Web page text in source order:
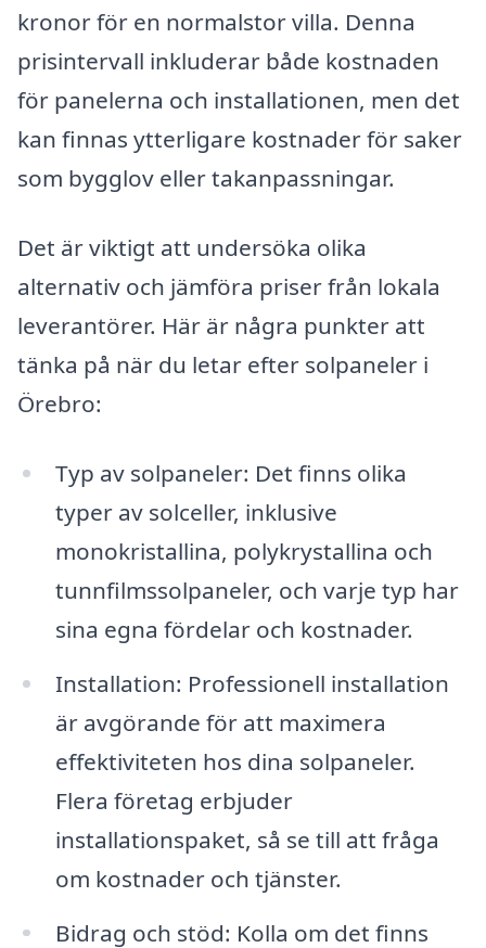
kronor för en normalstor villa. Denna
prisintervall inkluderar både kostnaden
för panelerna och installationen, men det
kan finnas ytterligare kostnader för saker
som bygglov eller takanpassningar.
Det är viktigt att undersöka olika
alternativ och jämföra priser från lokala
leverantörer. Här är några punkter att
tänka på när du letar efter solpaneler i
Örebro:
Typ av solpaneler: Det finns olika
typer av solceller, inklusive
monokristallina, polykrystallina och
tunnfilmssolpaneler, och varje typ har
sina egna fördelar och kostnader.
Installation: Professionell installation
är avgörande för att maximera
effektiviteten hos dina solpaneler.
Flera företag erbjuder
installationspaket, så se till att fråga
om kostnader och tjänster.
Bidrag och stöd: Kolla om det finns